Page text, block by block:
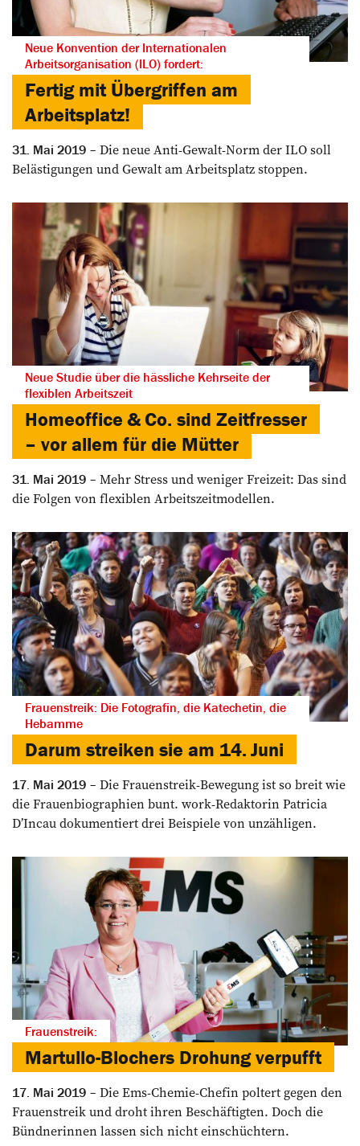
Neue Konvention der Internationalen
Arbeitsorganisation (ILO) fordert:
Fertig mit Übergriffen am
Arbeitsplatz!
31. Mai 2019
Die neue Anti-Gewalt-Norm der ILO soll
Belästigungen und Gewalt am Arbeitsplatz stoppen.
Neue Studie über die hässliche Kehrseite der
flexiblen Arbeitszeit
Homeoffice & Co. sind Zeitfresser
– vor allem für die Mütter
31. Mai 2019
Mehr Stress und weniger Freizeit: Das sind
die Folgen von flexiblen Arbeitszeitmodellen.
Frauenstreik: Die Fotografin, die Katechetin, die
Hebamme
Darum streiken sie am 14. Juni
17. Mai 2019
Die Frauenstreik-Bewegung ist so breit wie
die Frauenbiographien bunt. work-Redaktorin Patricia
D’Incau dokumentiert drei Beispiele von unzähligen.
Frauenstreik:
Martullo-Blochers Drohung verpufft
17. Mai 2019
Die Ems-Chemie-Chefin poltert gegen den
Frauen­streik und droht ihren Beschäftigten. Doch die
Bündnerinnen lassen sich nicht einschüchtern.